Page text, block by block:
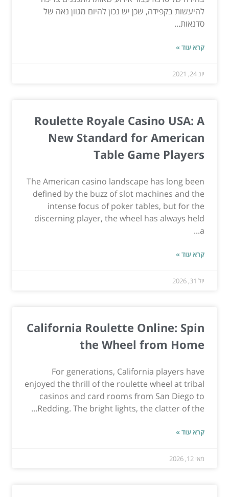
להיעשות בקפידה, שכן יש נכון להיום מגוון נאה של
סדנאות...
קרא עוד »
יונ 24, 2021
Roulette Royale Casino USA: A
New Standard for American
Table Game Players
The American casino landscape has long been
defined by the buzz of slot machines and the
intense focus of poker tables, but for the
discerning player, the wheel has always held
a...
קרא עוד »
יול 31, 2026
California Roulette Online: Spin
the Wheel from Home
For generations, California players have
enjoyed the thrill of the roulette wheel at tribal
casinos and card rooms from San Diego to
Redding. The bright lights, the clatter of the...
קרא עוד »
מאי 12, 2026